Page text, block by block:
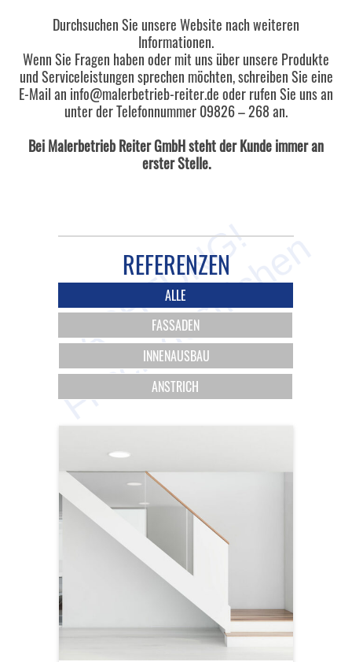
Durchsuchen Sie unsere Website nach weiteren
Informationen.
Wenn Sie Fragen haben oder mit uns über unsere Produkte
und Serviceleistungen sprechen möchten, schreiben Sie eine
E-Mail an info@malerbetrieb-reiter.deoder rufen Sie uns an
unter der Telefonnummer 09826 – 268 an.
Bei Malerbetrieb Reiter GmbH steht der Kunde immer an
erster Stelle.
REFERENZEN
ALLE
FASSADEN
INNENAUSBAU
ANSTRICH